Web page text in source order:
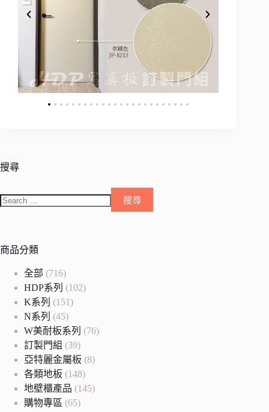
搜尋
商品分類
全部 (716)
HDP系列 (102)
K系列 (151)
N系列 (45)
W美耐板系列 (76)
訂製門組 (39)
亞特麗金屬板 (8)
各類地板 (148)
地壁櫃產品 (145)
購物專區 (65)